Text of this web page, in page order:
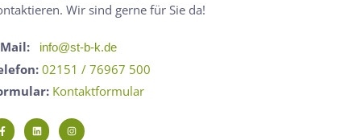
Wir sind gerne für Sie da!
Mail: info@st-b-k.de
02151 / 76967 500
Kontaktformular